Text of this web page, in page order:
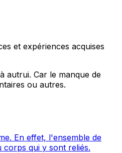
et expériences acquises
autrui. Car le manque de
ou autres.
En effet, l'ensemble de
corps qui y sont reliés.